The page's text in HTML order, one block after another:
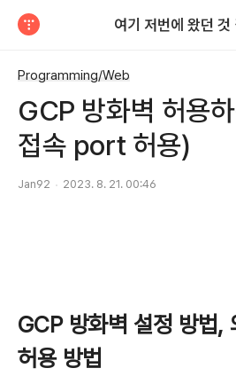
여기 저번에 왔던 것
Programming/Web
GCP 방화벽 허용
접속 port 허용)
Jan92 2023. 8. 21. 00:46
GCP 방화벽 설정 방법
허용 방법